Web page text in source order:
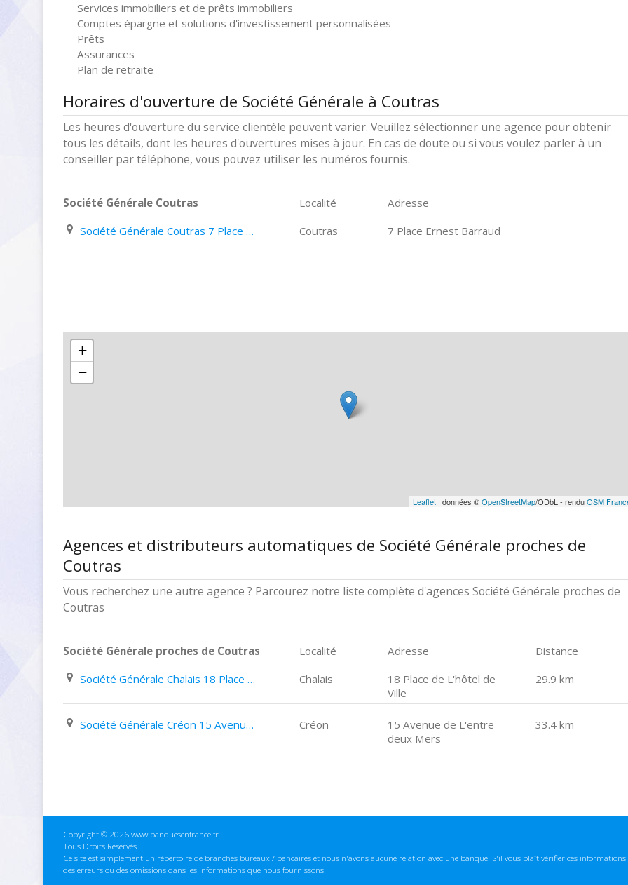
Services immobiliers et de prêts immobiliers
Comptes épargne et solutions d'investissement personnalisées
Prêts
Assurances
Plan de retraite
Horaires d'ouverture de Société Générale à Coutras
Les heures d'ouverture du service clientèle peuvent varier. Veuillez sélectionner une agence pour obtenir
tous les détails, dont les heures d'ouvertures mises à jour. En cas de doute ou si vous voulez parler à un
conseiller par téléphone, vous pouvez utiliser les numéros fournis.
Société Générale Coutras Localité
Adresse
Société Générale Coutras 7 Place Ernest Barraud
Coutras 7 Place Ernest Barraud
+
−
Leaflet| données ©OpenStreetMap/ODbL - renduOSM
Agences et distributeurs automatiques de Société Générale proches de
Coutras
Vous recherchez une autre agence ? Parcourez notre liste complète d'agences Société Générale proches de
Coutras
Société Générale proches de Coutras Localité Adresse
Distance
Société Générale Chalais 18 Place de L'hôtel de Ville
Chalais
18 Place de L'hôtel de
Ville
29.9 km
Société Générale Créon 15 Avenue de L'entre deux Mers Créon
15 Avenue de L'entre
deux Mers
33.4 km
Copyright © 2026 www.banquesenfrance.fr
Tous Droits Réservés.
Ce site est simplement un répertoire de branches bureaux / bancaires et nous n'avons aucune relation avec une banque. S'il vous plaît vérifier ces
des erreurs ou des omissions dans les informations que nous fournissons.